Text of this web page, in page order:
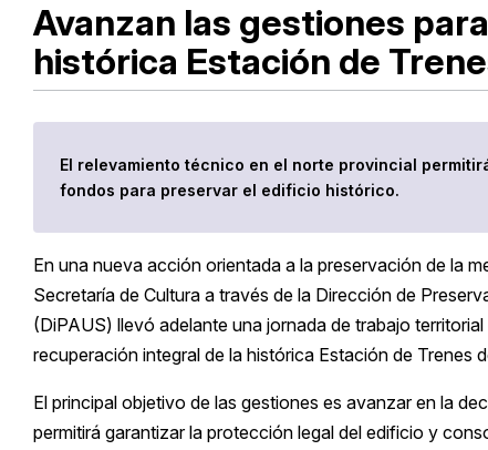
Avanzan las gestiones
histórica Estación de
El relevamiento técnico en el norte provincial
fondos para preservar el edificio histórico.
En una nueva acción orientada a la preservación de la
Secretaría de Cultura a través de la Dirección de
(DiPAUS) llevó adelante una jornada de trabajo
recuperación integral de la histórica Estación de Trenes
El principal objetivo de las gestiones es avanzar en la
permitirá garantizar la protección legal del edificio y